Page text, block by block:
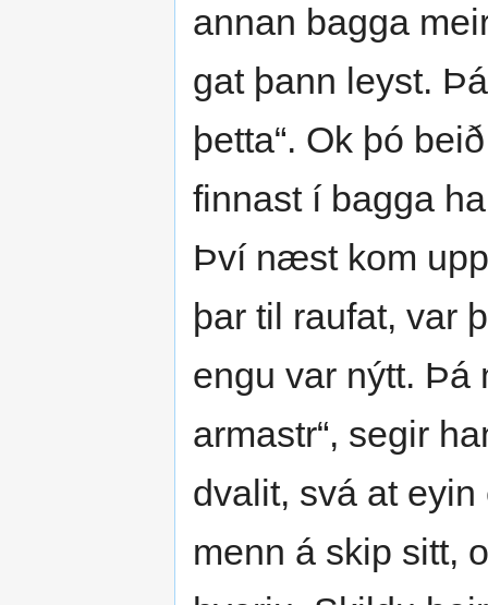
annan bagga
gat þann leyst.
þetta“. Ok þó
finnast í bagga
Því næst kom
þar til raufat, var
engu var nýtt. Þá
armastr“, segir
dvalit, svá at
menn á skip sitt,